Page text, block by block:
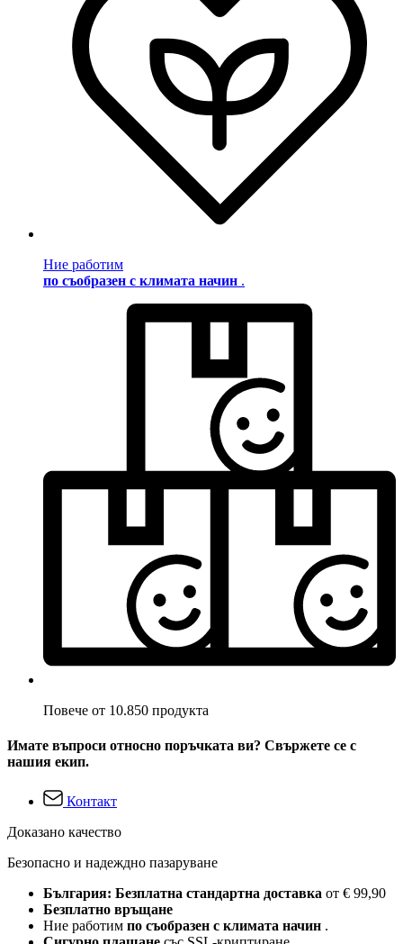
Ние работим
по съобразен с климата начин .
Повече от 10.850 продукта
Имате въпроси относно поръчката ви? Свържете се с
нашия екип.
Контакт
Доказано качество
Безопасно и надеждно пазаруване
България: Безплатна стандартна доставка от € 99,90
Безплатно връщане
Ние работим по съобразен с климата начин .